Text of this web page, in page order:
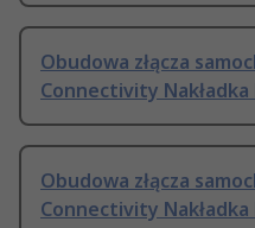
Obudowa złącza
Connectivity Nakładka
Obudowa złącza
Connectivity Nakładka